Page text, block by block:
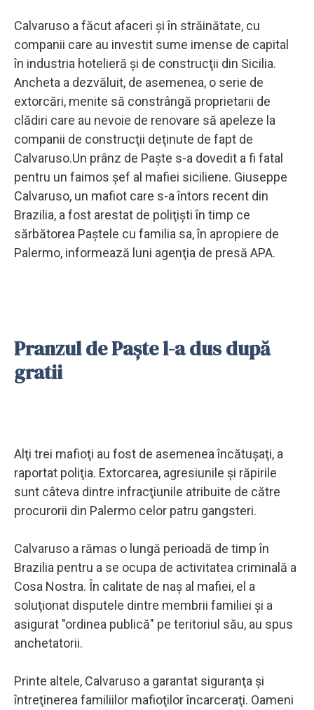
Calvaruso a făcut afaceri şi în străinătate, cu
companii care au investit sume imense de capital
în industria hotelieră şi de construcţii din Sicilia.
Ancheta a dezvăluit, de asemenea, o serie de
extorcări, menite să constrângă proprietarii de
clădiri care au nevoie de renovare să apeleze la
companii de construcţii deţinute de fapt de
Calvaruso.Un prânz de Paşte s-a dovedit a fi fatal
pentru un faimos şef al mafiei siciliene. Giuseppe
Calvaruso, un mafiot care s-a întors recent din
Brazilia, a fost arestat de poliţişti în timp ce
sărbătorea Paştele cu familia sa, în apropiere de
Palermo, informează luni agenţia de presă APA.
Pranzul de Paşte l-a dus după
gratii
Alţi trei mafioţi au fost de asemenea încătuşaţi, a
raportat poliţia. Extorcarea, agresiunile şi răpirile
sunt câteva dintre infracţiunile atribuite de către
procurorii din Palermo celor patru gangsteri.
Calvaruso a rămas o lungă perioadă de timp în
Brazilia pentru a se ocupa de activitatea criminală a
Cosa Nostra. În calitate de naş al mafiei, el a
soluţionat disputele dintre membrii familiei şi a
asigurat "ordinea publică" pe teritoriul său, au spus
anchetatorii.
Printe altele, Calvaruso a garantat siguranţa şi
întreţinerea familiilor mafioţilor încarceraţi. Oameni